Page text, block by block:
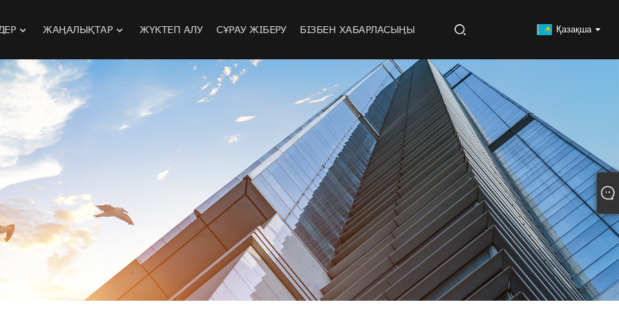
ЖАҢАЛЫҚТАР ЖҮКТЕП АЛУ СҰРАУ ЖІБЕРУ БІЗБЕН ХАБАРЛАСЫҢЫ Қазақша